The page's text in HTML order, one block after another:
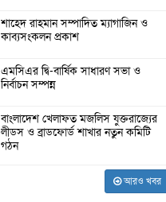
শাহেদ রাহমান সম্পাদিত ম্যাগাজিন ও
কাব্যসংকলন প্রকাশ
এমসিএর দ্বি-বার্ষিক সাধারণ সভা ও
নির্বাচন সম্পন্ন
বাংলাদেশ খেলাফত মজলিস যুক্তরাজ্যের
লীডস ও ব্রাডফোর্ড শাখার নতুন কমিটি
গঠন
আরও খবর